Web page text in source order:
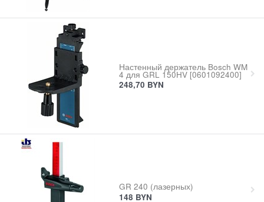
Настенный держатель Bosch WM
4 для GRL 150HV [0601092400]
248,70 BYN
GR 240 (лазерных)
148 BYN